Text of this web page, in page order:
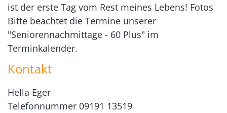
ist der erste Tag vom Rest meines Lebens! Fotos
Bitte beachtet die Termine unserer
"Seniorennachmittage - 60 Plus" im
Terminkalender.
Kontakt
Hella Eger
Telefonnummer 09191 13519